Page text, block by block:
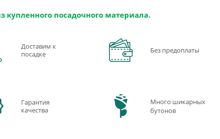
купленного посадочного материала.
Доставим к
посадке
Без предоплаты
Гарантия
качества
Много шикарных
бутонов